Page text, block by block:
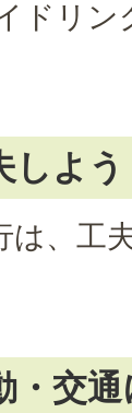
ドリン
しよう
は、工
・交